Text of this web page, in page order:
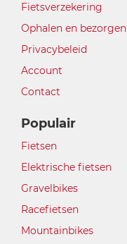
Fietsverzekering
Ophalen en bezorgen
Privacybeleid
Account
Contact
Populair
Fietsen
Elektrische fietsen
Gravelbikes
Racefietsen
Mountainbikes